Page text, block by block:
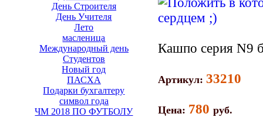
День Строителя
День Учителя
Лето
масленица
Международный день
Студентов
Новый год
ПАСХА
Подарки бухгалтеру
символ года
ЧМ 2018 ПО ФУТБОЛУ
Кашпо серия N9
Артикул: 33210
Цена: 780 руб.